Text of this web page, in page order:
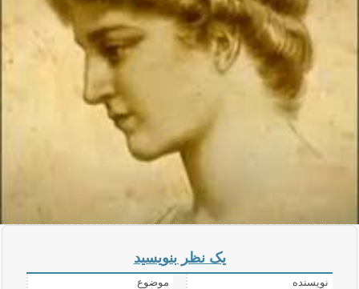
یک نظر بنویسید
نویسنده موضوع